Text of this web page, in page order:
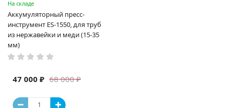
На складе
Аккумуляторный пресс-
инструмент ES-1550, для труб
из нержавейки и меди (15-35
мм)
68 000 ₽
47 000 ₽